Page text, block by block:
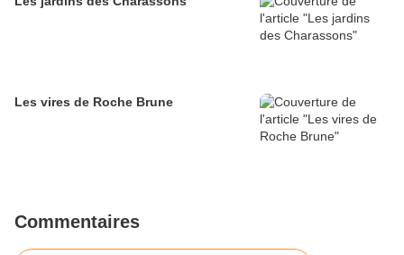
Les vires de Roche Brune
Commentaires